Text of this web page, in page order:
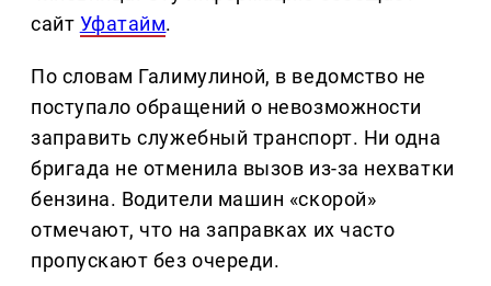
сайт Уфатайм.
По словам Галимулиной, в ведомство не
поступало обращений о невозможности
заправить служебный транспорт. Ни одна
бригада не отменила вызов из-за нехватки
бензина. Водители машин «скорой»
отмечают, что на заправках их часто
пропускают без очереди.